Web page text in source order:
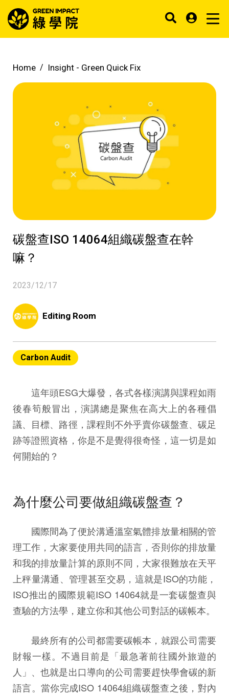
Home Insight - Green Quick Fix
碳盤查ISO 14064組織碳盤查在幹
嘛？
2023/12/17
Editing Room
Carbon Audit
這年頭ESG大爆發，各式各樣演講與課程如雨
後春筍般冒出，演講總是聚焦在高大上的各種倡
議、目標、路徑，課程則不外乎賣你碳盤查、碳足
跡等證照資格，你是不是覺得很奇怪，這一切是如
何開始的？
為什麼公司要做組織碳盤查？
國際間為了便於溝通溫室氣體排放量相關的管
理工作，大家要使用共同的語言，否則你的排放量
和我的排放量計算的原則不同，大家很難放在天平
上秤量溝通、管理甚至交易，這就是ISO的功能，
ISO推出的國際規範ISO 14064就是一套碳盤查與
查驗的方法學，建立你和其他公司對話的碳帳本。
最終所有的公司都需要碳帳本，就跟公司需要
財報一樣。不過目前是「最急著前往國外旅遊的
人」、也就是出口導向的公司需要趕快學會碳的新
語言。當你完成ISO 14064組織碳盤查之後，對內